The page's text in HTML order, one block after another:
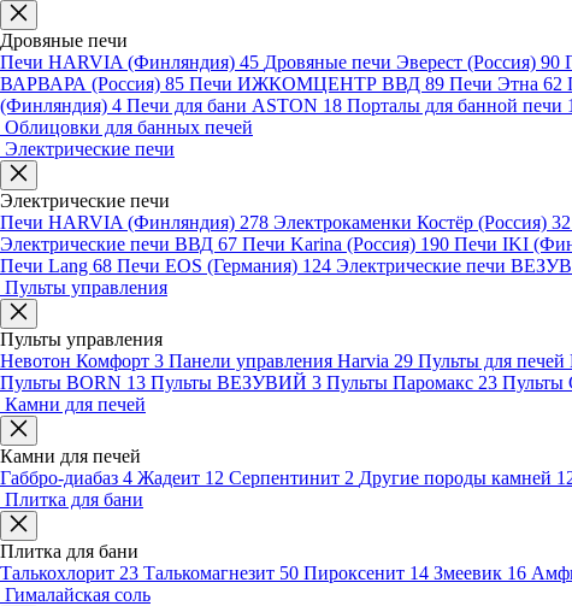
Дровяные печи
Печи HARVIA (Финляндия) 45 Дровяные печи Эверест (Россия) 90
ВАРВАРА (Россия) 85 Печи ИЖКОМЦЕНТР ВВД 89 Печи Этна 62
(Финляндия) 4 Печи для бани ASTON 18 Порталы для банной печи
Облицовки для банных печей
Электрические печи
Электрические печи
Печи HARVIA (Финляндия) 278 Электрокаменки Костёр (Россия) 32
Электрические печи ВВД 67 Печи Karina (Россия) 190 Печи IKI
Печи Lang 68 Печи EOS (Германия) 124 Электрические печи
Пульты управления
Пульты управления
Невотон Комфорт 3 Панели управления Harvia 29 Пульты для печей
Пульты BORN 13 Пульты ВЕЗУВИЙ 3 Пульты Паромакс 23 Пульты
Камни для печей
Камни для печей
Габбро-диабаз 4 Жадеит 12 Серпентинит 2 Другие породы камней
Плитка для бани
Плитка для бани
Талькохлорит 23 Талькомагнезит 50 Пироксенит 14 Змеевик 16
Гималайская соль